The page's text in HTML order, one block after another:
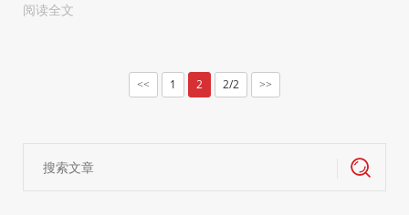
阅读全文
<< 1 2 2/2 >>